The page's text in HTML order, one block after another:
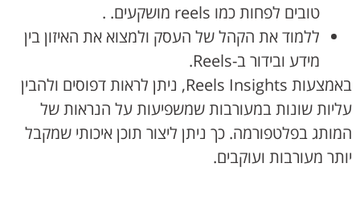
טובים לפחות כמו reels מושקעים. .
ללמוד את הקהל של העסק ולמצוא את האיזון בין
מידע ובידור ב-Reels.
באמצעות Reels Insights, ניתן לראות דפוסים ולהבין
עליות שונות במעורבות שמשפיעות על הנראות של
המותג בפלטפורמה. כך ניתן ליצור תוכן איכותי שמקבל
יותר מעורבות ועוקבים.